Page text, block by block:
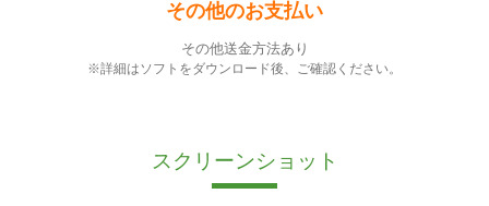
その他のお支払い
その他送金方法あり
※詳細はソフトをダウンロード後、ご確認ください。
スクリーンショット